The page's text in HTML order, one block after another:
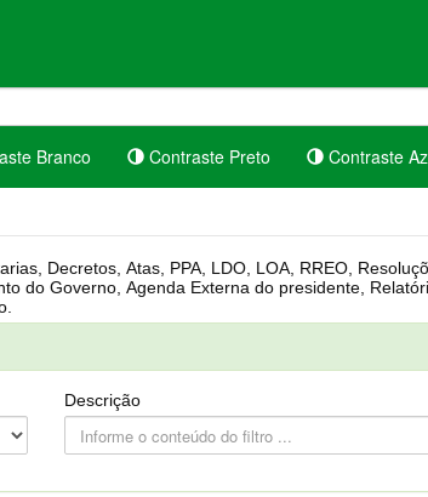
Branco Contraste Preto Contraste
Descrição